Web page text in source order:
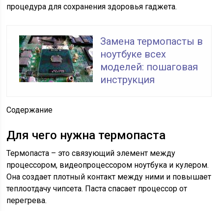
процедура для сохранения здоровья гаджета.
Замена термопасты в
ноутбуке всех
моделей: пошаговая
инструкция
Содержание
Для чего нужна термопаста
Термопаста – это связующий элемент между
процессором, видеопроцессором ноутбука и кулером.
Она создает плотный контакт между ними и повышает
теплоотдачу чипсета. Паста спасает процессор от
перегрева.